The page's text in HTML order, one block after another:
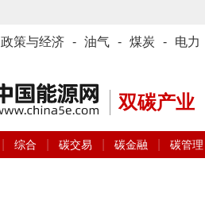
政策与经济 - 油气 - 煤炭 - 电力
双碳产业
综合 碳交易 碳金融 碳管理